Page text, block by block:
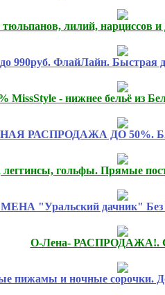
лилий, нарциссов
ФлайЛайн. Быстрая
MissStyle - нижнее бельё из
РАСПРОДАЖА ДО 50%.
леггинсы, гольфы. Прямые
"Уральский дачник" Без
О-Лена- РАСПРОДАЖА!.
пижамы и ночные сорочки.